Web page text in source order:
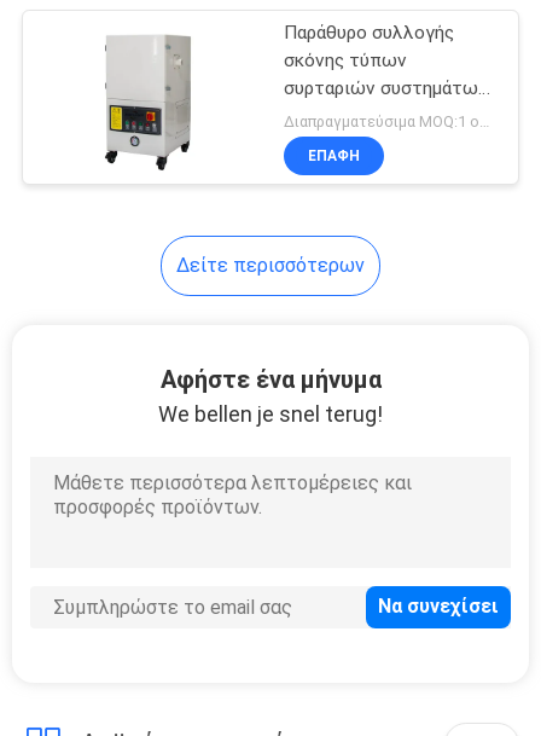
Μηχανή
συγκόλλησης
λέιζερ
Τέμνουσα μηχανή
ακρίβειας
συγκόλλησης
Παράθυρο συλλογής
σκόνης τύπων
συρταριών συστημάτων
εξαγωγής καπνών
λέιζερ προστασίας
υπερφόρτωσης
Διαπραγματεύσιμα MOQ:1 ομάδα
ΕΠΑΦΉ
Δείτε περισσότερων
Αφήστε ένα μήνυμα
We bellen je snel terug!